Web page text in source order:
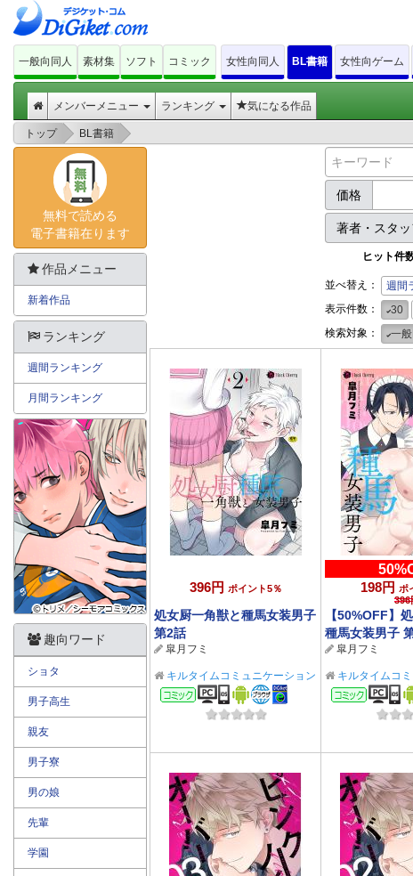
一般向同人 素材集 ソフト コミック 女性向同人 BL書籍 女性向ゲーム
メンバーメニュー ランキング 気になる作品
トップ > BL書籍 >
価格
著者・スタ
ヒット件
並べ替え： 週間
表示件数：
30
検索対象：
一
396円 ポイント5％
処女厨一角獣と種馬女装男子
第2話
皐月フミ
キルタイムコミュニケーション
BL/TL
コミック
198円 ポ
396
【50%OFF】
種馬女装男子
サマーCP 8/31
皐月フミ
キルタイムコ
BL/TL
コミック
無料で読める
電子書籍在ります
作品メニュー
新着作品
ランキング
週間ランキング
月間ランキング
趣向ワード
ショタ
男子高生
親友
男子寮
男の娘
先輩
学園